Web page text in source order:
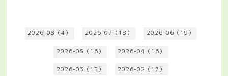
2026-08（4） 2026-07（18） 2026-06（19）
2026-05（16） 2026-04（16）
2026-03（15） 2026-02（17）